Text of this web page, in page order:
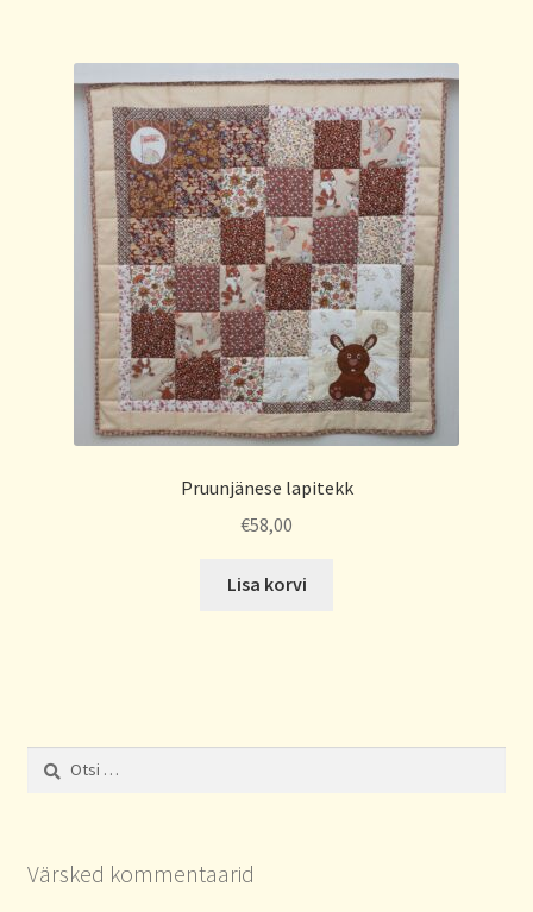
Pruunjänese lapitekk
€58,00
Lisa korvi
Otsi:
Värsked kommentaarid